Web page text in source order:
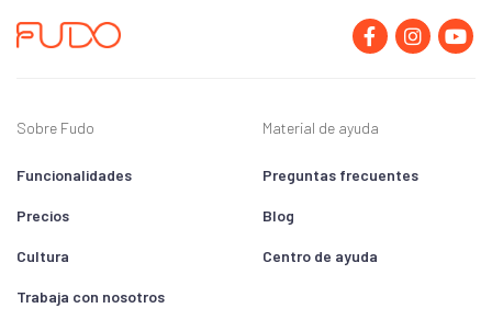
Sobre Fudo
Funcionalidades
Precios
Cultura
Trabaja con nosotros
Material de ayuda
Preguntas frecuentes
Blog
Centro de ayuda